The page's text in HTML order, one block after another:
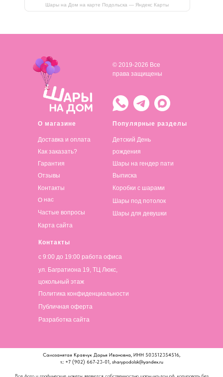
Шары на Дом на карте Подольска — Яндекс Карты
О магазине
Доставка и оплата
Популярные разделы
Детский День
рождения
Контакты
© 2019-2026 Все
права защищены
Как заказать?
Гарантия
Отзывы
Контакты
О нас
Частые вопросы
Карта сайта
Шары на гендер пати
Выписка
Коробки с шарами
Шары под потолок
Шары для девушки
с 9:00 до 19:00 работа офиса
ул. Багратиона 19, ТЦ Люкс,
цокольный этаж
Политика конфиденциальности
Публичная оферта
Разработка сайта
Самозанятая Кравчук Дарья Ивановна, ИНН 503512354516,
т.: +7 (902) 667-23-01, sharypodolsk@yandex.ru
Все фото и графические макеты являются собственностью шары-на-дом.рф, копировать без